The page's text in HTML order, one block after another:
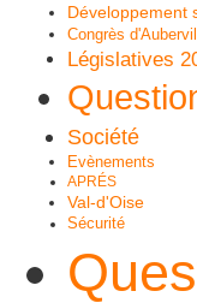
Développement
Congrès
Législatives
Société
Evènements
APRÉS
Val-d'Oise
Sécurité